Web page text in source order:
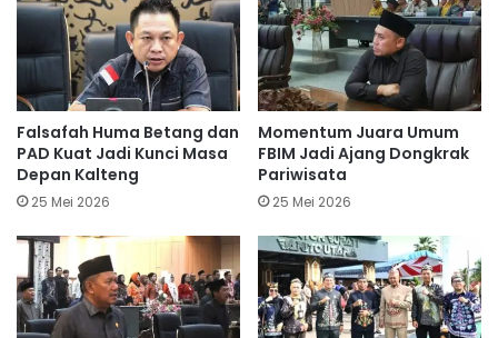
Falsafah Huma Betang dan
PAD Kuat Jadi Kunci Masa
Depan Kalteng
25 Mei 2026
Momentum Juara Umum
FBIM Jadi Ajang Dongkrak
Pariwisata
25 Mei 2026